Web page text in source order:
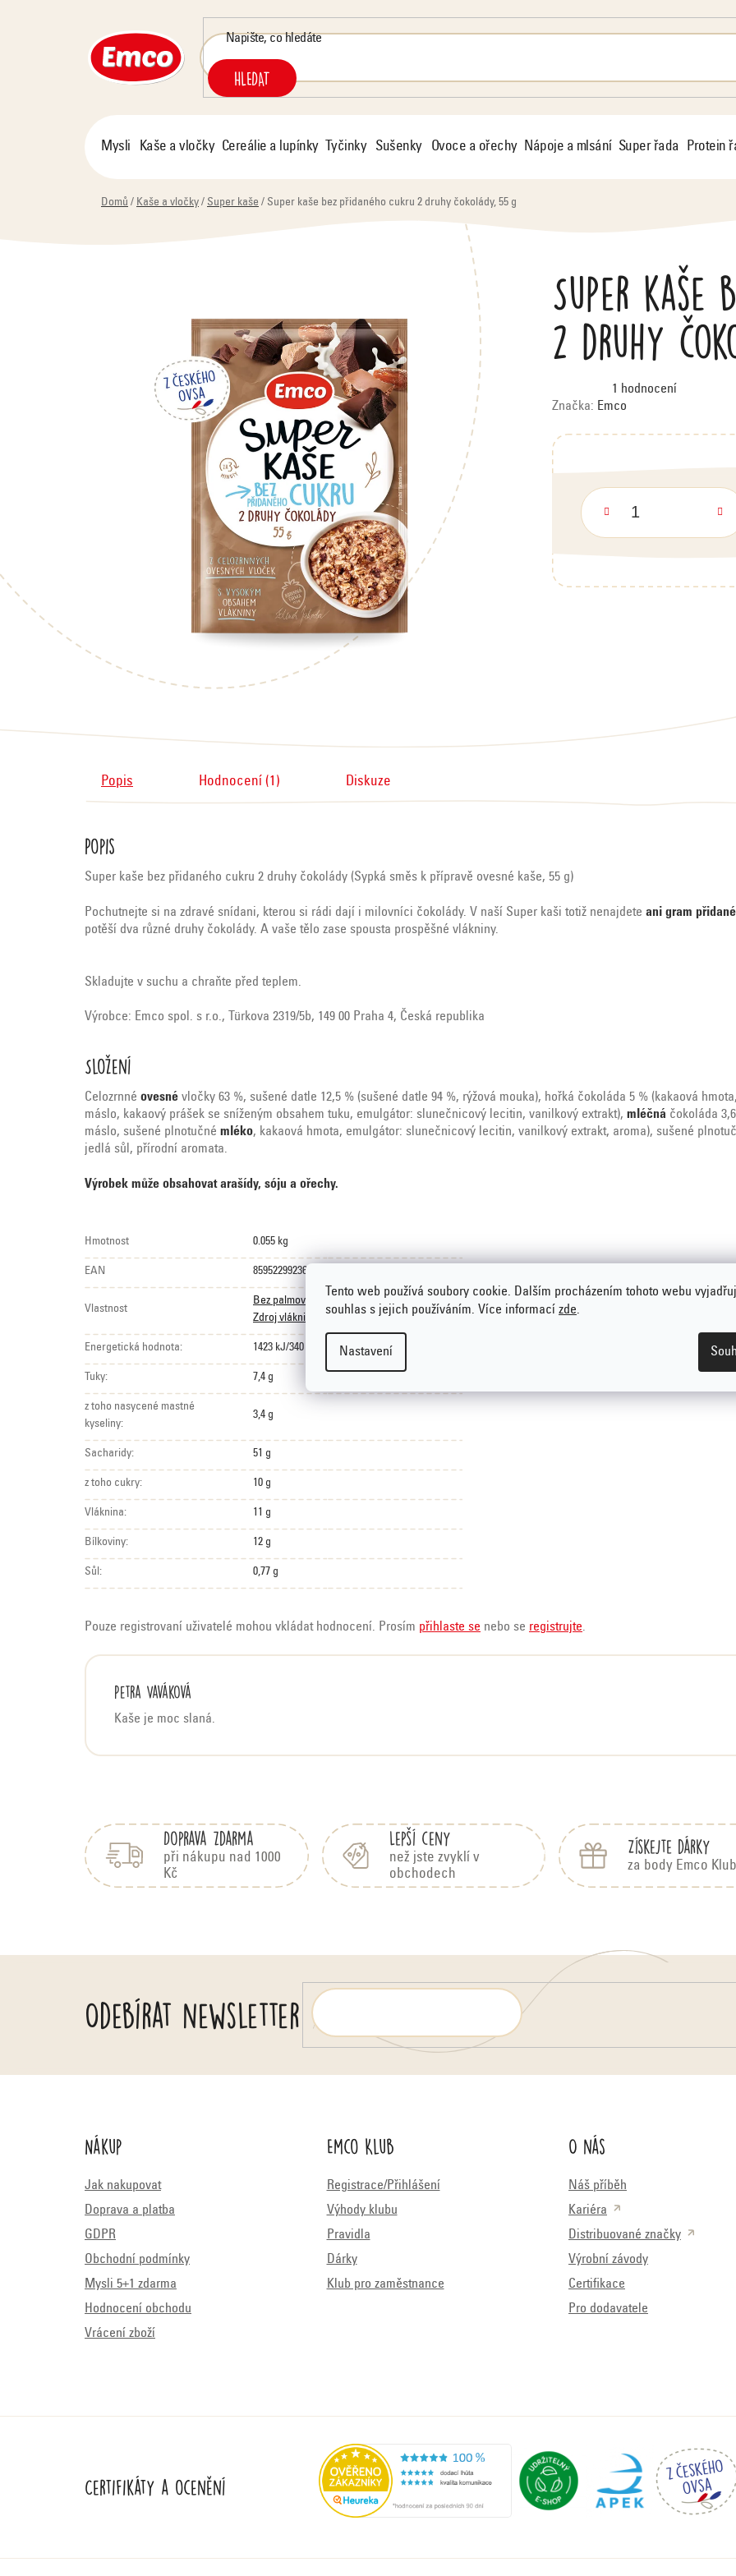
Tento web používá soubory cookie. Dalším procházením tohoto webu
souhlas s jejich používáním. Více informací zde.
Nastavení
HLEDAT
Mysli Kaše a vločky Cereálie a lupínky Tyčinky Sušenky Ovoce a ořechy Nápoje a mlsání Super řada Protein
Domů / Kaše a vločky / Super kaše / Super kaše bez přidaného cukru 2 druhy čokolády, 55 g
Super kaše
2 druhy
Průměrné
hodnocení
produktu
je
5
1 hodnocení
Značka: Emco
Popis Hodnocení (1) Diskuze
Popis
Super kaše bez přidaného cukru 2 druhy čokolády (Sypká směs k přípravě ovesné kaše, 55 g)
Pochutnejte si na zdravé snídani, kterou si rádi dají i milovníci čokolády. V naší Super kaši totiž nenajdete ani gram
potěší dva různé druhy čokolády. A vaše tělo zase spousta prospěšné vlákniny.
Skladujte v suchu a chraňte před teplem.
Výrobce: Emco spol. s r.o., Türkova 2319/5b, 149 00 Praha 4, Česká republika
Složení
Celozrnné ovesné vločky 63 %, sušené datle 12,5 % (sušené datle 94 %, rýžová mouka), hořká čokoláda 5 % (kakaová
máslo, kakaový prášek se sníženým obsahem tuku, emulgátor: slunečnicový lecitin, vanilkový extrakt), mléčná čokoláda
máslo, sušené plnotučné mléko, kakaová hmota, emulgátor: slunečnicový lecitin, vanilkový extrakt, aroma), sušené
jedlá sůl, přírodní aromata.
Výrobek může obsahovat arašídy, sóju a ořechy.
Hmotnost 0.055 kg
EAN 8595229923626
Vlastnost
Bez palmového tuku , Bez přidaného cukru
Zdroj vlákniny
Energetická hodnota: 1423 kJ/340 kcal
Tuky: 7,4 g
z toho nasycené mastné
kyseliny:
3,4 g
Sacharidy: 51 g
z toho cukry: 10 g
Vláknina: 11 g
Bílkoviny: 12 g
Sůl: 0,77 g
Pouze registrovaní uživatelé mohou vkládat hodnocení. Prosím přihlaste se nebo se registrujte.
i
d
n
n
Petra Vaváková
Kaše je moc slaná.
Doprava zdarma
při nákupu nad 1000
Kč
Lepší ceny
než jste zvyklí v
obchodech
Získejte dárky
za body Emco
Odebírat newsletter
Nákup
Jak nakupovat
Doprava a platba
GDPR
Obchodní podmínky
Mysli 5+1 zdarma
Hodnocení obchodu
Vrácení zboží
Emco Klub
Registrace/Přihlášení
Výhody klubu
Pravidla
Dárky
Klub pro zaměstnance
O nás
Náš příběh
Kariéra
Distribuované značky
Výrobní závody
Certifikace
Pro dodavatele
Certifikáty a ocenění